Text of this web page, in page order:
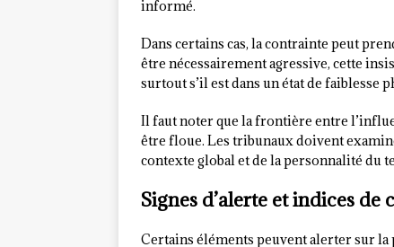
informé.
Dans certains cas, la contrainte peut
être nécessairement agressive, cette
surtout s’il est dans un état de faiblesse
Il faut noter que la frontière entre
être floue. Les tribunaux doivent
contexte global et de la personnalité du
Signes d’alerte et indices
Certains éléments peuvent alerter sur